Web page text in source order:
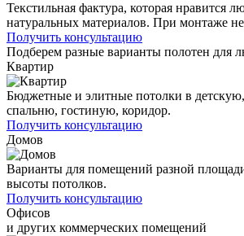
Текстильная фактура, которая нравится
натуральных материалов. При монтаже
Получить консультацию
Подберем разные варианты полотен для
Квартир
Бюджетные и элитные потолки в
спальню, гостиную, коридор.
Получить консультацию
Домов
Варианты для помещений разной
высоты потолков.
Получить консультацию
Офисов
и других коммерческих помещений